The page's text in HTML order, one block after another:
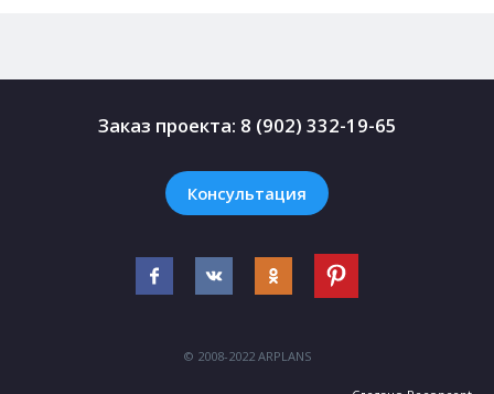
Заказ проекта: 8 (902) 332-19-65
Консультация
© 2008-2022 ARPLANS